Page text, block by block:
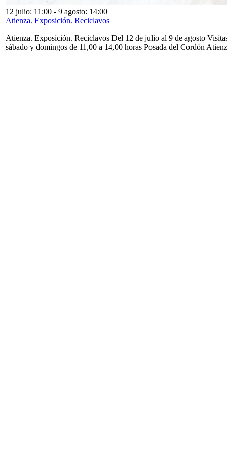
12 julio: 11:00 - 9 agosto: 14:00
Atienza. Exposición. Reciclavos
Atienza. Exposición. Reciclavos Del 12 de julio al 9 de agosto
sábado y domingos de 11,00 a 14,00 horas Posada del Cordón